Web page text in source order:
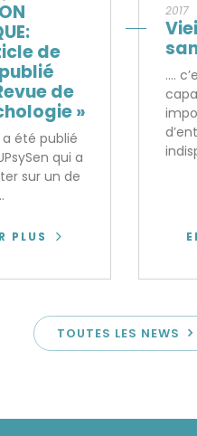
de
de
»
a été publié
qui a
sur un de
PLUS
2017
....
TOUTES LES NEWS